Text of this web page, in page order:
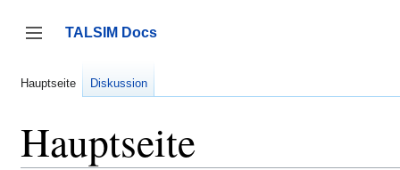
springen
Seitenleiste umschalten
TALSIM Docs
Hauptseite Diskussion
Hauptseite